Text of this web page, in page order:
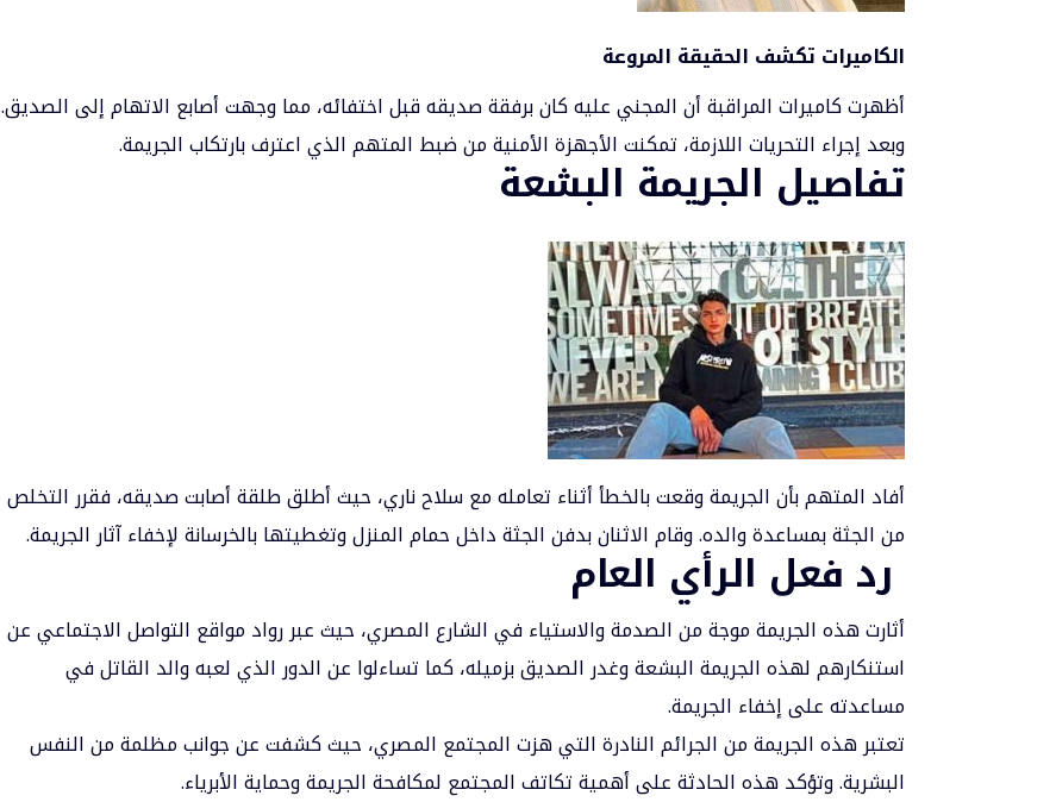
الكاميرات تكشف الحقيقة المروعة
أظهرت كاميرات المراقبة أن المجني عليه كان برفقةصديقهقبل اختفائه، مما وجهت أصابع الاتهام إلى الصديق.
وبعد إجراء التحريات اللازمة، تمكنت الأجهزة الأمنية من ضبط المتهم الذي اعترف بارتكاب الجريمة.
تفاصيل الجريمة البشعة
أفاد المتهم بأن الجريمة وقعت بالخطأ أثناء تعامله مع سلاح ناري، حيث أطلق طلقة أصابت صديقه، فقرر التخلص
من الجثة بمساعدة والده. وقام الاثنان بدفن الجثة داخل حمام المنزل وتغطيتها بالخرسانة لإخفاء آثار الجريمة.
رد فعل الرأي العام
أثارت هذه الجريمة موجة من الصدمة والاستياء في الشارع المصري، حيث عبر رواد مواقع التواصل الاجتماعي عن
استنكارهم لهذه الجريمة البشعة وغدر الصديق بزميله، كما تساءلوا عن الدور الذي لعبه والد القاتل في
مساعدته على إخفاء الجريمة.
تعتبر هذه الجريمة من الجرائم النادرة التي هزت المجتمع المصري، حيث كشفت عن جوانب مظلمة من النفس
البشرية. وتؤكد هذه الحادثة على أهمية تكاتف المجتمع لمكافحة الجريمة وحماية الأبرياء.